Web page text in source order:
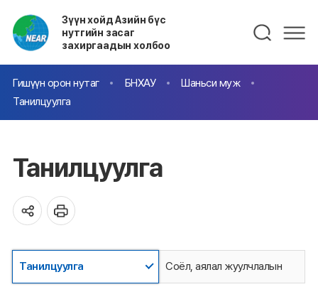
Зүүн хойд Азийн бүс
нутгийн засаг
захиргаадын холбоо
Гишүүн орон нутаг БНХАУ
Шаньси муж
Танилцуулга
Танилцуулга
Танилцуулга Соёл, аялал жуулчлалын